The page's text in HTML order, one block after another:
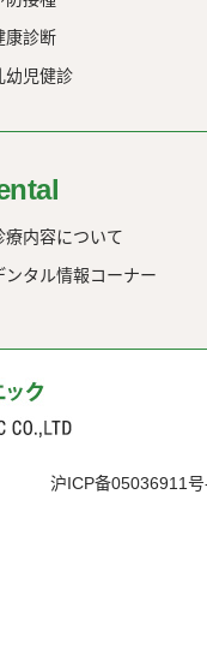
康診断
幼児健診
療内容について
ンタル情報コーナー
沪ICP备05036911